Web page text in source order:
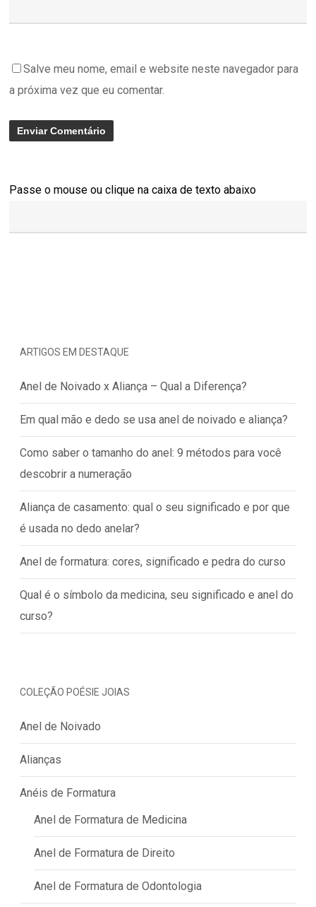
Salve meu nome, email e website neste navegador para
a próxima vez que eu comentar.
Passe o mouse ou clique na caixa de texto abaixo
ARTIGOS EM DESTAQUE
Anel de Noivado x Aliança – Qual a Diferença?
Em qual mão e dedo se usa anel de noivado e aliança?
Como saber o tamanho do anel: 9 métodos para você
descobrir a numeração
Aliança de casamento: qual o seu significado e por que
é usada no dedo anelar?
Anel de formatura: cores, significado e pedra do curso
Qual é o símbolo da medicina, seu significado e anel do
curso?
COLEÇÃO POÉSIE JOIAS
Anel de Noivado
Alianças
Anéis de Formatura
Anel de Formatura de Medicina
Anel de Formatura de Direito
Anel de Formatura de Odontologia